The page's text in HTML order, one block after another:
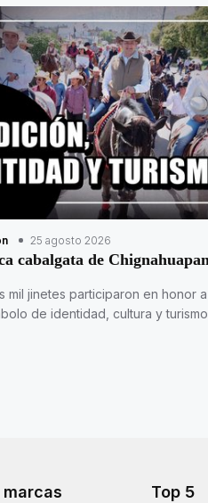
25 agosto 2026
cabalgata de
mil jinetes participaron en honor
de identidad, cultura y
Top 5